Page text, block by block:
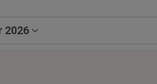
2026